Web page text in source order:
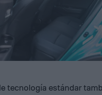
tecnología estándar